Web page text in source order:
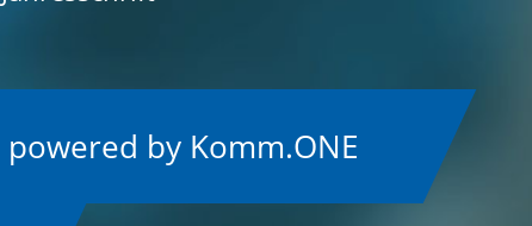
powered by Komm.ONE